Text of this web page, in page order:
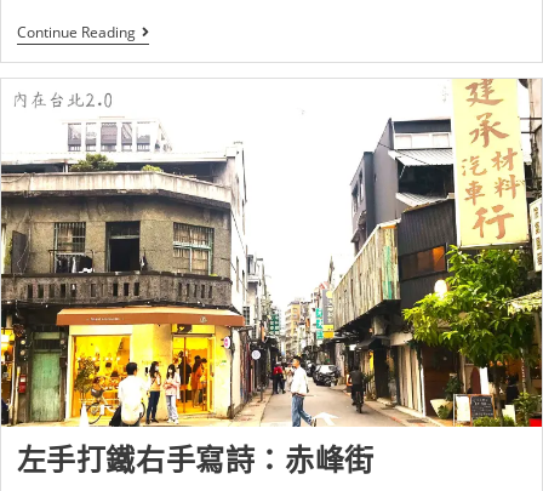
Continue Reading
左手打鐵右手寫詩：赤峰街